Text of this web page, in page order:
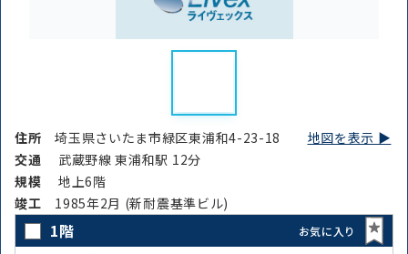
条件を絞り込む
住所埼玉県さいたま市緑区東浦和4-23-18 地図を表示 ▶︎
交通
武蔵野線 東浦和駅 12分
規模
地上6階
竣⼯ 1985年2月 (新耐震基準ビル)
1階 お気に入り